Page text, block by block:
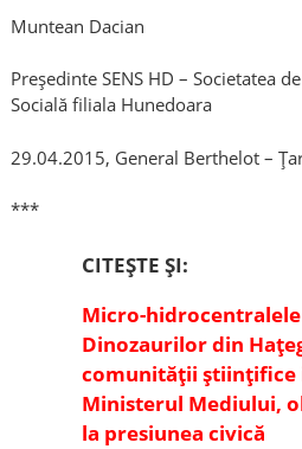
Muntean Dacian
Președinte SENS HD – Societatea
Socială filiala Hunedoara
29.04.2015, General Berthelot –
***
CITEȘTE ȘI:
Micro-
Dinozaurilor din
comunității științifice
Ministerul Mediului,
la presiunea civică